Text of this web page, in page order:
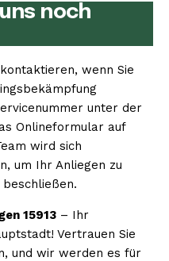
noch
wenn Sie
unter der
Onlineformular auf
wird sich
um Ihr Anliegen zu
15913 – Ihr
Vertrauen Sie
und wir werden es für